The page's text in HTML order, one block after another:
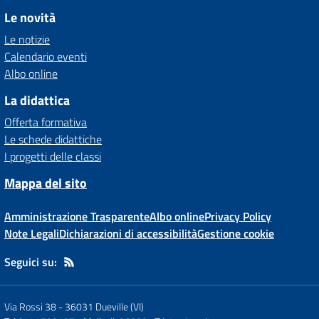
Le novità
Le notizie
Calendario eventi
Albo online
La didattica
Offerta formativa
Le schede didattiche
I progetti delle classi
Mappa del sito
Amministrazione TrasparenteAlbo onlinePrivacy Policy
Note LegaliDichiarazioni di accessibilitàGestione cookie
Seguici su:
Via Rossi 38-36031 Dueville (VI)